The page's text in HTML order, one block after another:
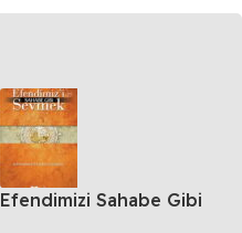
Efendimizi Sahabe Gibi